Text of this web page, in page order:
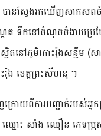
បានស្វែងរកឃេីញសាកស
ែត ទឹកនៅចំណុចចំងាយប្រហ
តនៅភូមិកោះរ៉ុងសន្លឹម (ស
រ៉ុង ខេត្តព្រះសីហនុ ។
ោយពីការបញ្ជាក់របស់អ្នក
ឈ្មោះ សាំង ឈឿន ភេទប្រុ